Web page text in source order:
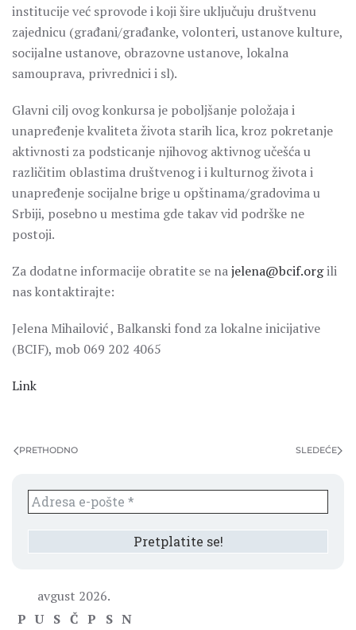
institucije već sprovode i koji šire uključuju društvenu
zajednicu (građani/građanke, volonteri, ustanove kulture,
socijalne ustanove, obrazovne ustanove, lokalna
samouprava, privrednici i sl).
Glavni cilj ovog konkursa je poboljšanje položaja i
unapređenje kvaliteta života starih lica, kroz pokretanje
aktivnosti za podsticanje njihovog aktivnog učešća u
različitim oblastima društvenog i i kulturnog života i
unapređenje socijalne brige u opštinama/gradovima u
Srbiji, posebno u mestima gde takav vid podrške ne
postoji.
Za dodatne informacije obratite se najelena@bcif.orgili
nas kontaktirajte:
Jelena Mihailović , Balkanski fond za lokalne inicijative
(BCIF), mob 069 202 4065
Link
PRETHODNO SLEDEĆE
avgust 2026.
P U S Č P S N